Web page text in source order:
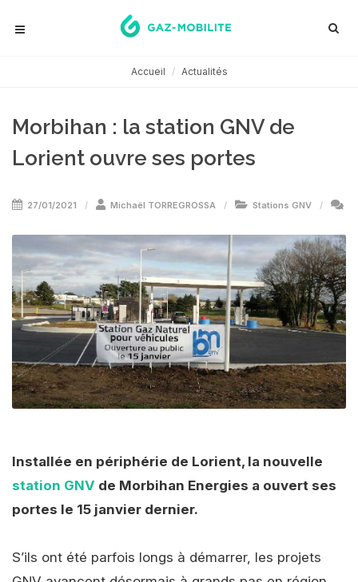
Accueil Actualités
Morbihan : la station GNV de
Lorient ouvre ses portes
27/01/2021 Michaël TORREGROSSA Stations GNV
Installée en périphérie de Lorient, la nouvelle
station GNV de Morbihan Energies a ouvert ses
portes le 15 janvier dernier.
S’ils ont été parfois longs à démarrer, les projets